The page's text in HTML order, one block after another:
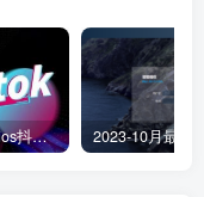
2025最新苹果ios抖音tiktok国际版免拔卡版本